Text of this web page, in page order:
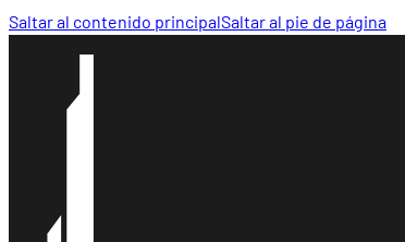
Saltar al contenido principalSaltar al pie de página